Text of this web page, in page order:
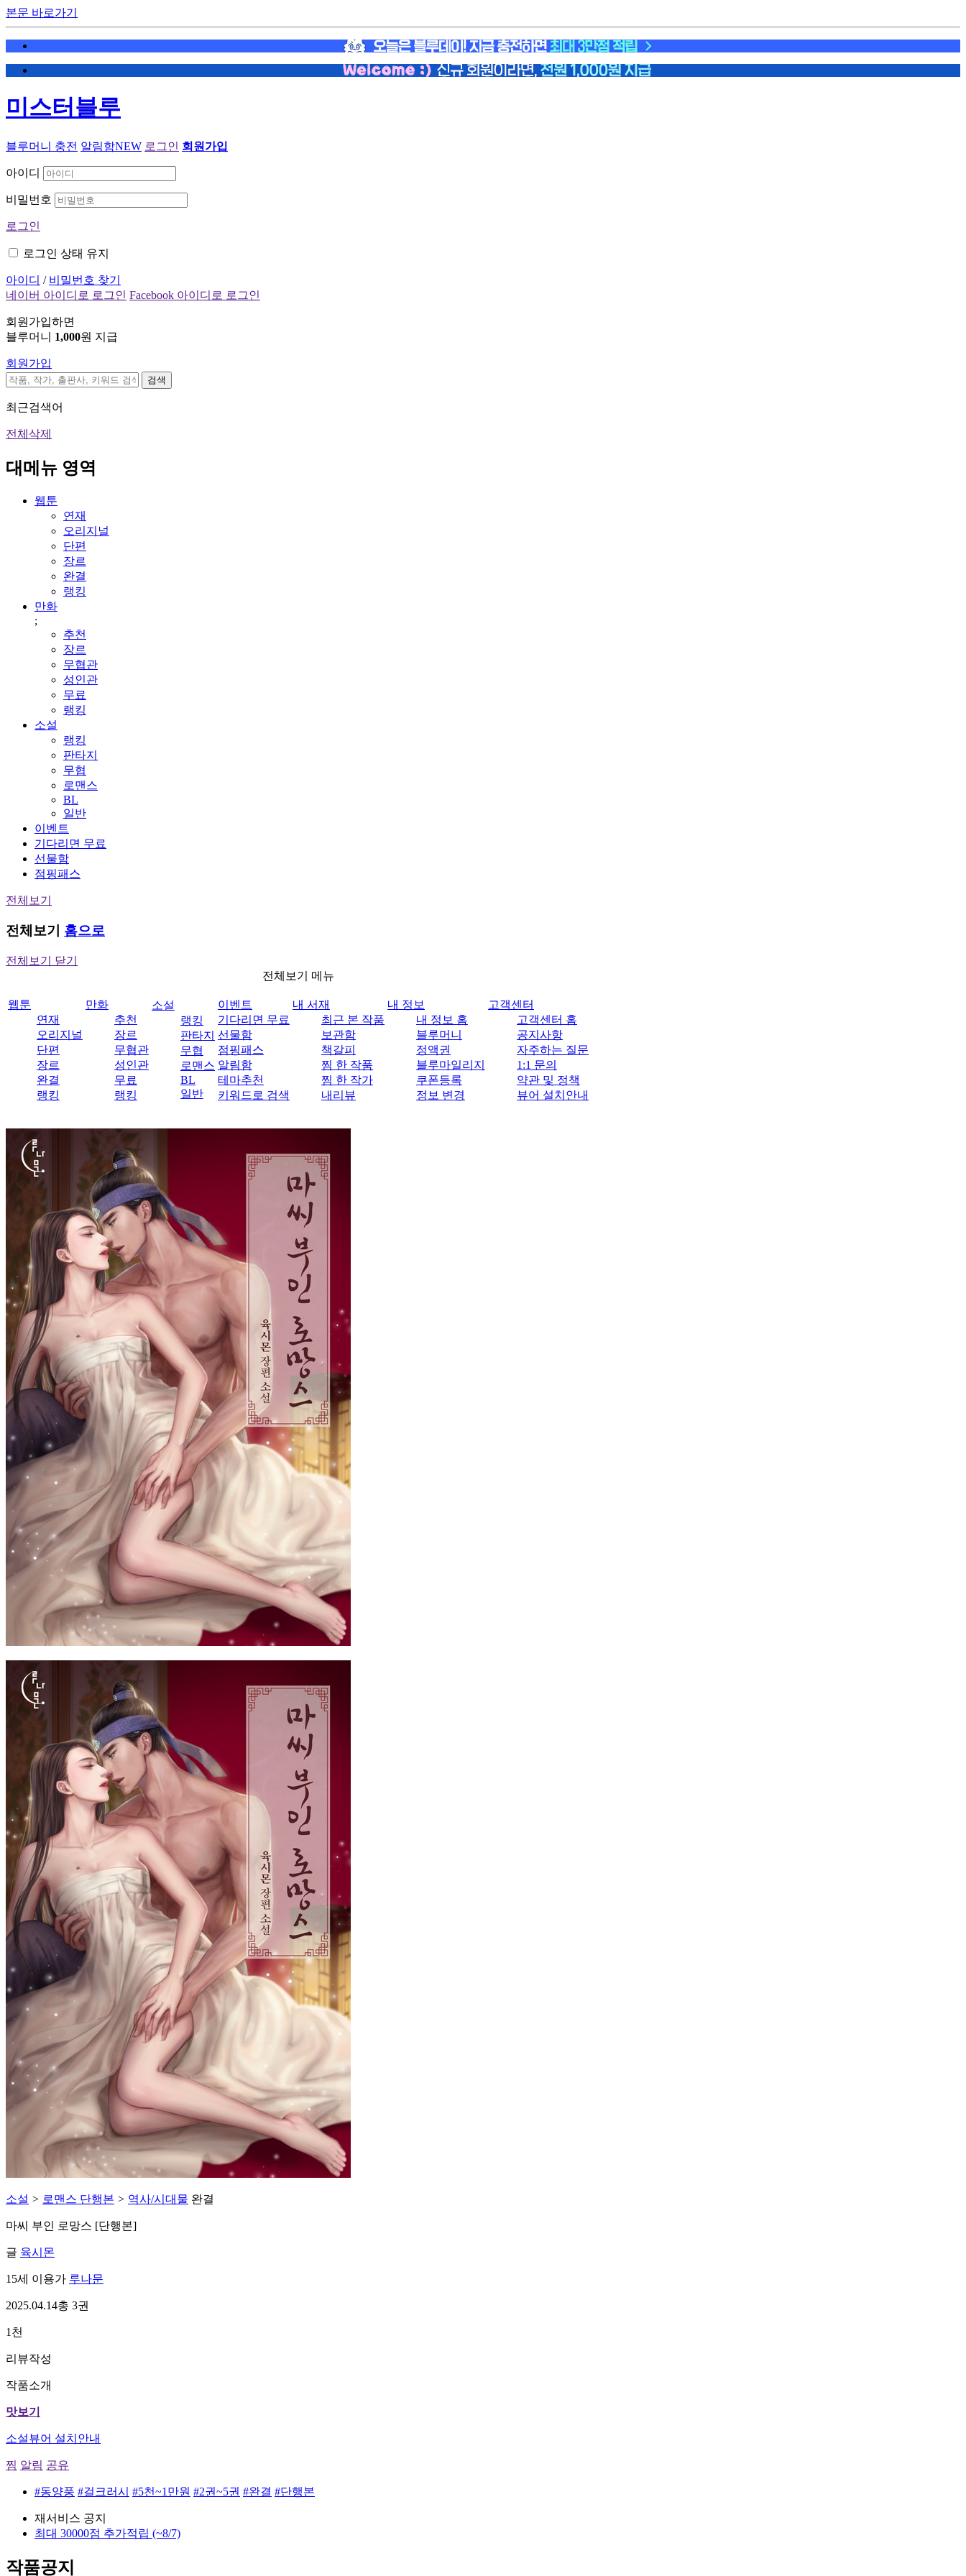
본문 바로가기
미스터블루
블루머니 충전 알림함NEW 로그인 회원가입
아이디
비밀번호
로그인
로그인 상태 유지
아이디 / 비밀번호 찾기
네이버 아이디로 로그인 Facebook 아이디로 로그인
회원가입하면
블루머니 1,000원 지급
회원가입
검색
최근검색어
전체삭제
대메뉴 영역
웹툰
연재
오리지널
단편
장르
완결
랭킹
만화
;
추천
장르
무협관
성인관
무료
랭킹
소설
랭킹
판타지
무협
로맨스
BL
일반
이벤트
기다리면 무료
선물함
점핑패스
전체보기
전체보기 홈으로
전체보기 닫기
전체보기 메뉴
웹툰
연재
오리지널
단편
장르
완결
랭킹
만화
추천
장르
무협관
성인관
무료
랭킹
소설
랭킹
판타지
무협
로맨스
BL
일반
이벤트
기다리면 무료
선물함
점핑패스
알림함
테마추천
키워드로 검색
내 서재
최근 본 작품
보관함
책갈피
찜 한 작품
찜 한 작가
내리뷰
내 정보
내 정보 홈
블루머니
정액권
블루마일리지
쿠폰등록
정보 변경
고객센터
고객센터 홈
공지사항
자주하는 질문
1:1 문의
약관 및 정책
뷰어 설치안내
소설 > 로맨스 단행본 > 역사/시대물 완결
마씨 부인 로망스 [단행본]
글 육시몬
15세 이용가 루나문
2025.04.14총 3권
1천
리뷰작성
작품소개
맛보기
소설뷰어 설치안내
찜 알림 공유
#동양풍 #걸크러시 #5천~1만원 #2권~5권 #완결 #단행본
재서비스 공지
최대 30000점 추가적립 (~8/7)
작품공지